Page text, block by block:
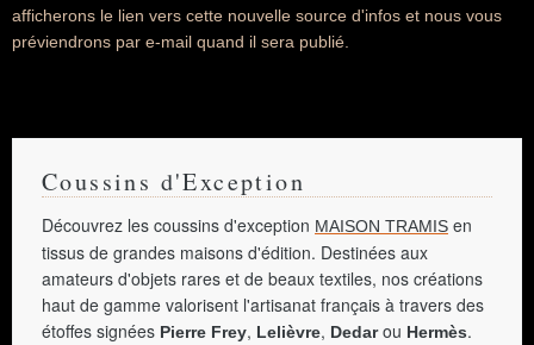
afficherons le lien vers cette nouvelle source d'infos et nous vous
préviendrons par e-mail quand il sera publié.
Coussins d'Exception
Découvrez les coussins d'exception MAISON TRAMIS en
tissus de grandes maisons d'édition. Destinées aux
amateurs d'objets rares et de beaux textiles, nos créations
haut de gamme valorisent l'artisanat français à travers des
étoffes signées Pierre Frey, Lelièvre, Dedarou Hermès.